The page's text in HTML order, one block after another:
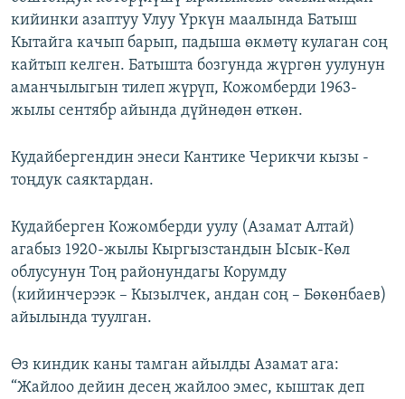
кийинки азаптуу Улуу Үркүн маалында Батыш
Кытайга качып барып, падыша өкмөтү кулаган соң
кайтып келген. Батышта бозгунда жүргөн уулунун
аманчылыгын тилеп жүрүп, Кожомберди 1963-
жылы сентябр айында дүйнөдөн өткөн.
Кудайбергендин энеси Кантике Черикчи кызы -
тоңдук саяктардан.
Кудайберген Кожомберди уулу (Азамат Алтай)
агабыз 1920-жылы Кыргызстандын Ысык-Көл
облусунун Тоң районундагы Корумду
(кийинчерээк – Кызылчек, андан соң – Бөкөнбаев)
айылында туулган.
Өз киндик каны тамган айылды Азамат ага:
“Жайлоо дейин десең жайлоо эмес, кыштак деп